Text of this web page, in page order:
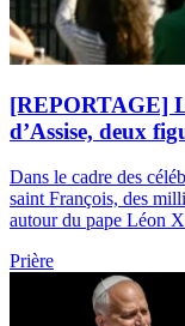
[REPORTAGE]
d’Assise, deux
Dans le cadre des
saint François, des
autour du pape Léon
Prière